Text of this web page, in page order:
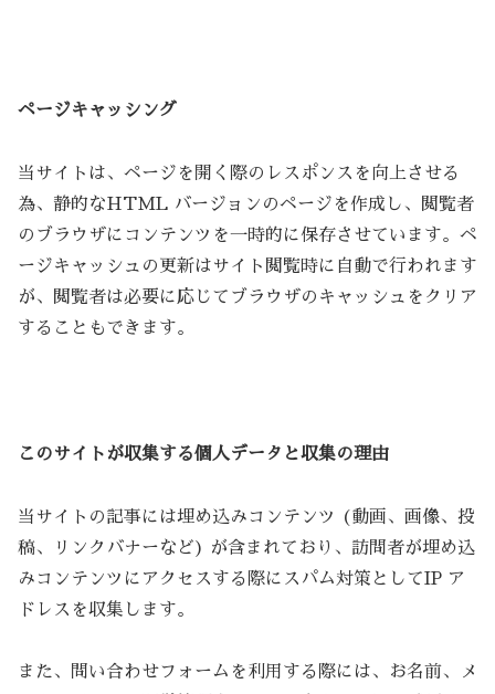
ページキャッシング
当サイトは、ページを開く際のレスポンスを向上させる
為、静的なHTML バージョンのページを作成し、閲覧者
のブラウザにコンテンツを一時的に保存させています。ペ
ージキャッシュの更新はサイト閲覧時に自動で行われます
が、閲覧者は必要に応じてブラウザのキャッシュをクリア
することもできます。
このサイトが収集する個人データと収集の理由
当サイトの記事には埋め込みコンテンツ (動画、画像、投
稿、リンクバナーなど) が含まれており、訪問者が埋め込
みコンテンツにアクセスする際にスパム対策としてIP ア
ドレスを収集します。
また、問い合わせフォームを利用する際には、お名前、メ